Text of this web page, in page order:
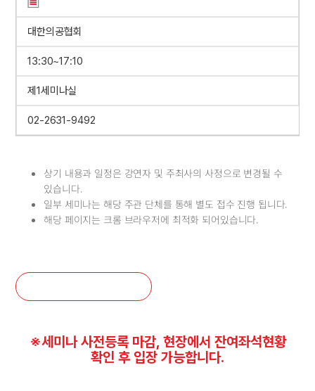
대한의공협회
13:30~17:10
제1세미나실
02-2631-9492
상기 내용과 일정은 강연자 및 주최사의 사정으로 변경될 수
있습니다.
일부 세미나는 해당 주관 단체를 통해 별도 접수 진행 됩니다.
해당 페이지는 크롬 브라우저에 최적화 되어있습니다.
※세미나 사전등록 마감, 현장에서 잔여좌석현황
확인 후 입장 가능합니다.